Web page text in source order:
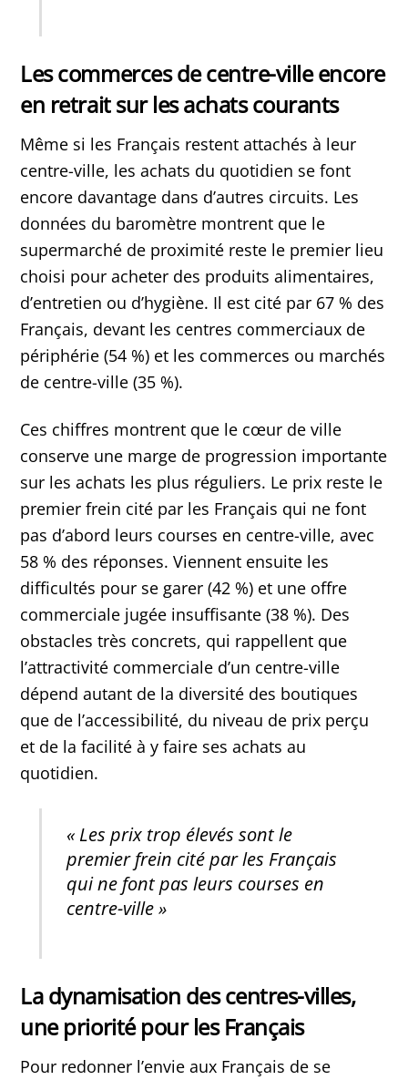
Les commerces de centre-ville encore
en retrait sur les achats courants
Même si les Français restent attachés à leur
centre-ville, les achats du quotidien se font
encore davantage dans d’autres circuits. Les
données du baromètre montrent que le
supermarché de proximité reste le premier lieu
choisi pour acheter des produits alimentaires,
d’entretien ou d’hygiène. Il est cité par 67 % des
Français, devant les centres commerciaux de
périphérie (54 %) et les commerces ou marchés
de centre-ville (35 %).
Ces chiffres montrent que le cœur de ville
conserve une marge de progression importante
sur les achats les plus réguliers. Le prix reste le
premier frein cité par les Français qui ne font
pas d’abord leurs courses en centre-ville, avec
58 % des réponses. Viennent ensuite les
difficultés pour se garer (42 %) et une offre
commerciale jugée insuffisante (38 %). Des
obstacles très concrets, qui rappellent que
l’attractivité commerciale d’un centre-ville
dépend autant de la diversité des boutiques
que de l’accessibilité, du niveau de prix perçu
et de la facilité à y faire ses achats au
quotidien.
« Les prix trop élevés sont le
premier frein cité par les Français
qui ne font pas leurs courses en
centre-ville »
La dynamisation des centres-villes,
une priorité pour les Français
Pour redonner l’envie aux Français de se